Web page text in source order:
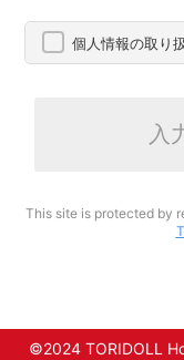
個人情報の取り
入
This site is protected by
©2024 TORIDOLL